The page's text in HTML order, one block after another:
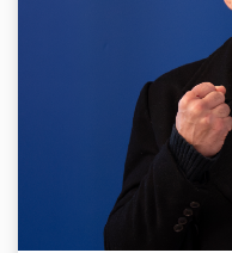
Luchador
trayectoria
“Tonga”
al mundo con
espíritu de